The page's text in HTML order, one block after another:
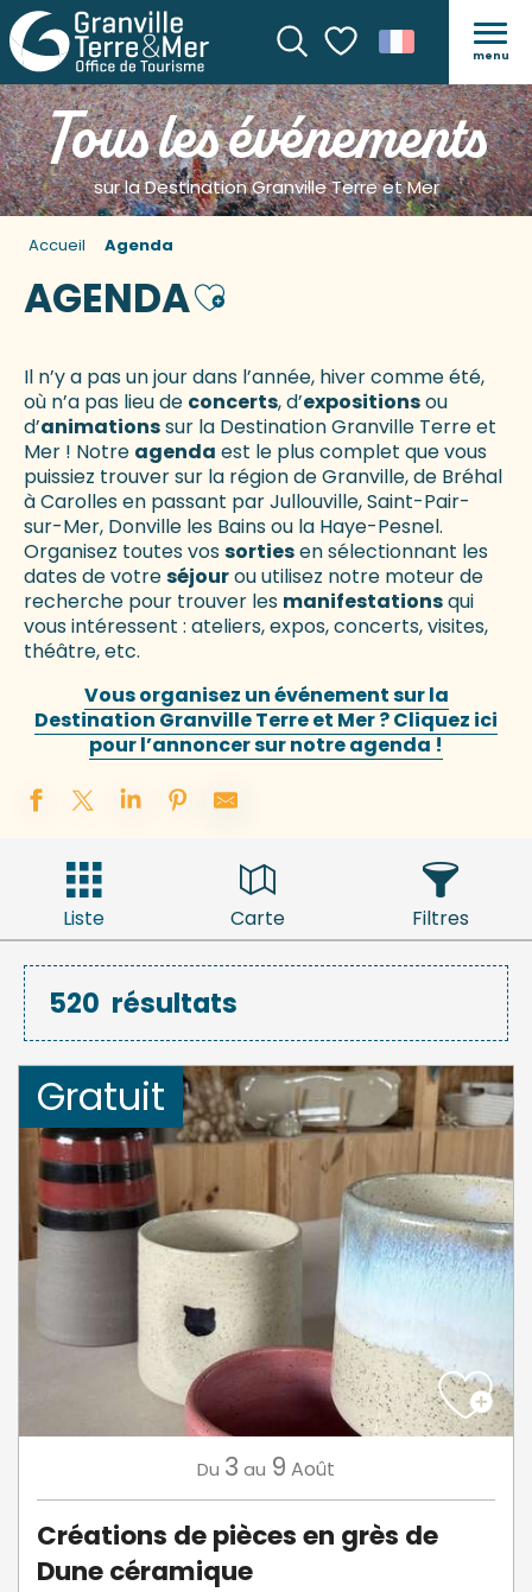
Recherche
Voir les favoris
menu
Tous les événements
sur la Destination Granville Terre et Mer
Accueil Agenda
AGENDAAjouter aux favoris
Il n’y a pas un jour dans l’année, hiver comme été,
où n’a pas lieu de concerts, d’expositionsou
d’animationssur la Destination Granville Terre et
Mer ! Notre agenda est le plus complet que vous
puissiez trouver sur la région de Granville, de Bréhal
à Carolles en passant par Jullouville, Saint-Pair-
sur-Mer, Donville les Bains ou la Haye-Pesnel.
Organisez toutes vossortiesen sélectionnant les
dates de votreséjourou utilisez notre moteur de
recherche pour trouver les manifestationsqui
vous intéressent : ateliers, expos, concerts, visites,
théâtre, etc.
Vous organisez un événement sur la
Destination Granville Terre et Mer ? Cliquez ici
pour l’annoncer sur notre agenda !
Liste Carte Filtres
520 résultats
Gratuit
Du 3 au 9 Août
Créations de pièces en grès de
Dune céramique